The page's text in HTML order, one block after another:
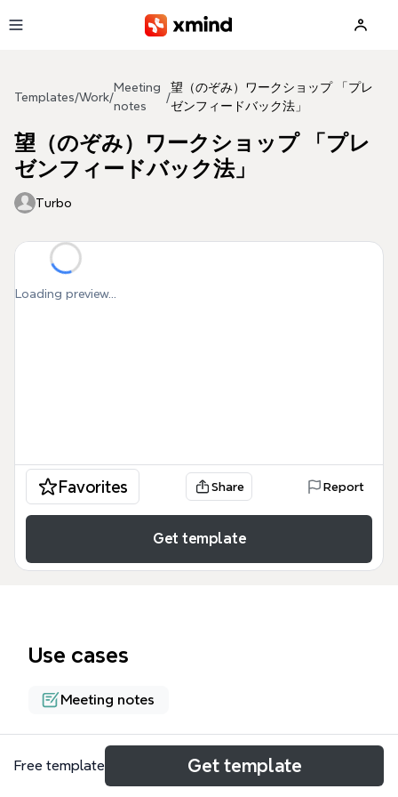
Templates/Work/
Meeting
notes
/
望（のぞみ）ワークショップ 「プレ
ゼンフィードバック法」
望（のぞみ）ワークショップ 「プレ
ゼンフィードバック法」
Turbo
Loading preview...
Favorites Share Report
Get template
Use cases
Meeting notes
About
Free template Get template